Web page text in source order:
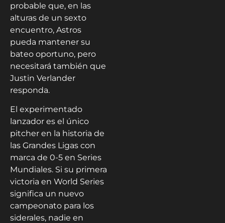
probable que, en las
alturas de un sexto
encuentro, Astros
pueda mantener su
bateo oportuno, pero
necesitará también que
Justin Verlander
responda.
El experimentado
lanzador es el único
pitcher en la historia de
las Grandes Ligas con
marca de 0-5 en Series
Mundiales. Si su primera
victoria en World Series
significa un nuevo
campeonato para los
siderales, nadie en